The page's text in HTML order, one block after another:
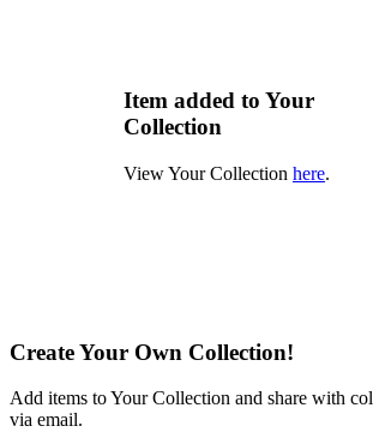
Item added to Your
Collection
View Your Collection here.
Create Your Own Collection!
Add items to Your Collection and share with
via email.